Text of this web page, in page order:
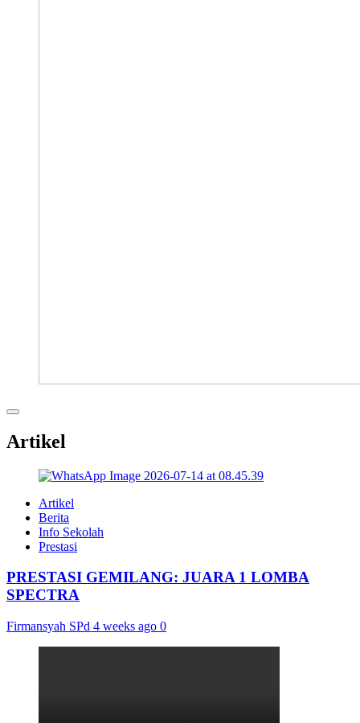
Artikel
Artikel
Berita
Info Sekolah
Prestasi
PRESTASI GEMILANG: JUARA 1 LOMBA
SPECTRA
Firmansyah SPd 4 weeks ago 0